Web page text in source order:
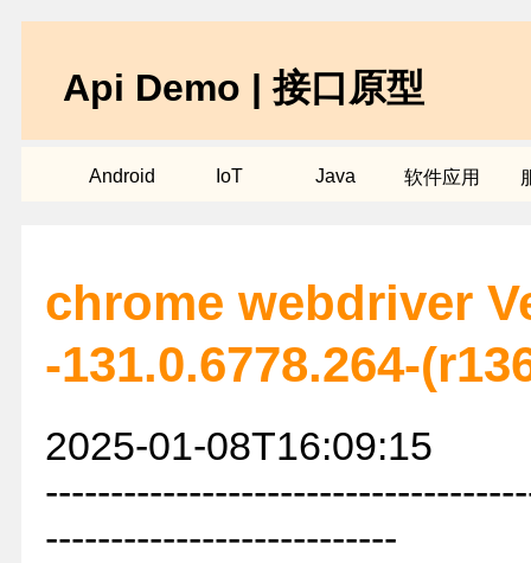
Api Demo | 接口原型
Android IoT Java 软件应用
chrome webdriver
-131.0.6778.264-
2025-01-08T16:09:15
---------------------------